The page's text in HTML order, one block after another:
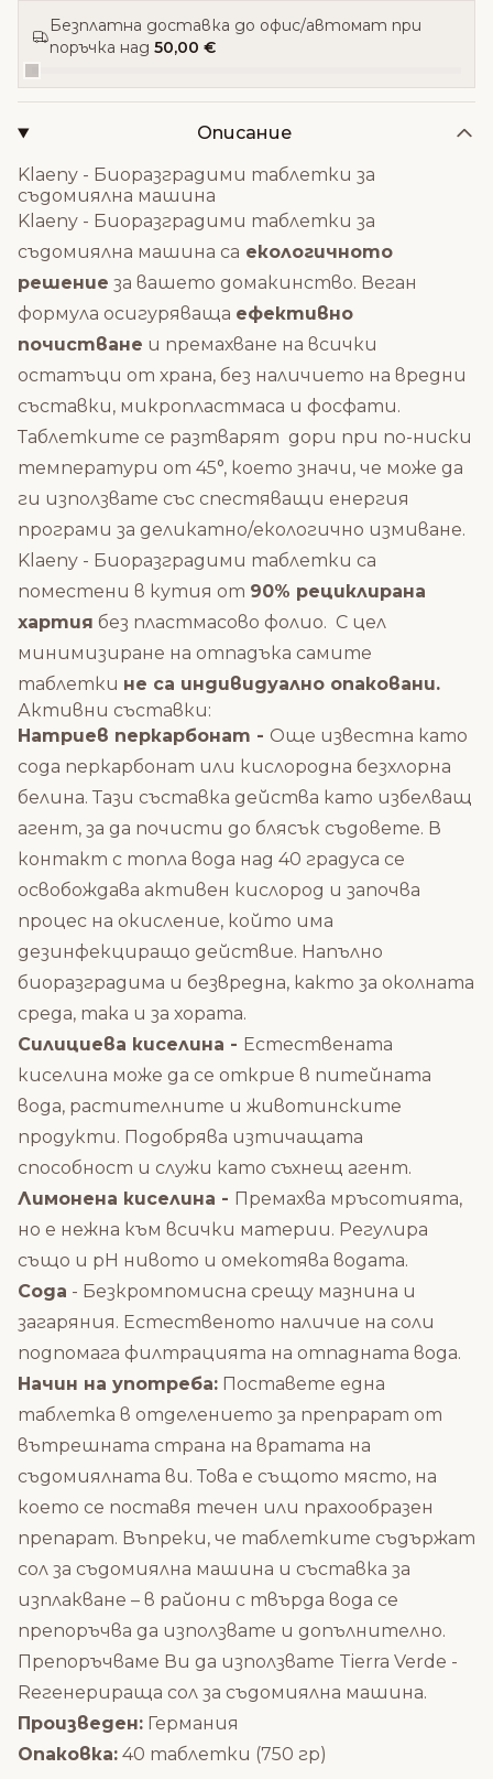
Безплатна доставка до офис/автомат при
поръчка над 50,00 €
Описание
Klaeny - Биоразградими таблетки за
съдомиялна машина
Klaeny - Биоразградими таблетки за
съдомиялна машина са екологичното
решение за вашето домакинство. Веган
формула осигуряваща ефективно
почистване и премахване на всички
остатъци от храна, без наличието на вредни
съставки, микропластмаса и фосфати.
Таблетките се разтварят дори при по-ниски
температури от 45°, което значи, че може да
ги използвате със спестяващи енергия
програми за деликатно/екологично измиване.
Klaeny - Биоразградими таблетки са
поместени в кутия от 90% рециклирана
хартия без пластмасово фолио. С цел
минимизиране на отпадъка самите
таблетки не са индивидуално опаковани.
Активни съставки:
Натриев перкарбонат - Oще известна като
сода перкарбонат или кислородна безхлорна
белина. Тази съставка действа като избелващ
агент, за да почисти до блясък съдовете. В
контакт с топла вода над 40 градуса се
освобождава активен кислород и започва
процес на окисление, който има
дезинфекциращо действие. Напълно
биоразградима и безвредна, както за околната
среда, така и за хората.
Силициева киселина - Естествената
киселина може да се открие в питейната
вода, растителните и животинските
продукти. Подобрява изтичащата
способност и служи като съхнещ агент.
Лимонена киселина - Премахва мръсотията,
но е нежна към всички материи. Регулира
също и pH нивото и омекотява водата.
Сода - Безкромпомисна срещу мазнина и
загаряния. Естественото наличие на соли
подпомага филтрацията на отпадната вода.
Начин на употреба: Поставете една
таблетка в отделението за препрарат от
вътрешната страна на вратата на
съдомиялната ви. Това е същото място, на
което се поставя течен или прахообразен
препарат. Въпреки, че таблетките съдържат
сол за съдомиялна машина и съставка за
изплакване – в райони с твърда вода се
препоръчва да използвате и допълнително.
Препоръчваме Ви да използвате Tierra Verde -
Rегенерираща сол за съдомиялна машина.
Произведен: Германия
Опаковка: 40 таблетки (750 гр)